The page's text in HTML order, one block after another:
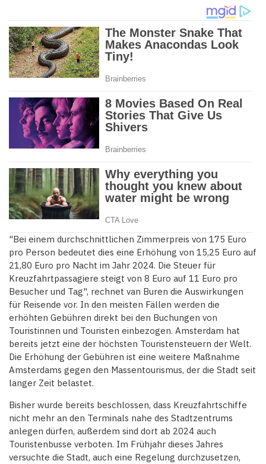
"Bei einem durchschnittlichen Zimmerpreis von 175 Euro
pro Person bedeutet dies eine Erhöhung von 15,25 Euro auf
21,80 Euro pro Nacht im Jahr 2024. Die Steuer für
Kreuzfahrtpassagiere steigt von 8 Euro auf 11 Euro pro
Besucher und Tag", rechnet van Buren die Auswirkungen
für Reisende vor. In den meisten Fällen werden die
erhöhten Gebühren direkt bei den Buchungen von
Touristinnen und Touristen einbezogen. Amsterdam hat
bereits jetzt eine der höchsten Touristensteuern der Welt.
Die Erhöhung der Gebühren ist eine weitere Maßnahme
Amsterdams gegen den Massentourismus, der die Stadt seit
langer Zeit belastet.
Bisher wurde bereits beschlossen, dass Kreuzfahrtschiffe
nicht mehr an den Terminals nahe des Stadtzentrums
anlegen dürfen, außerdem sind dort ab 2024 auch
Touristenbusse verboten. Im Frühjahr dieses Jahres
versuchte die Stadt, auch eine Regelung durchzusetzen,